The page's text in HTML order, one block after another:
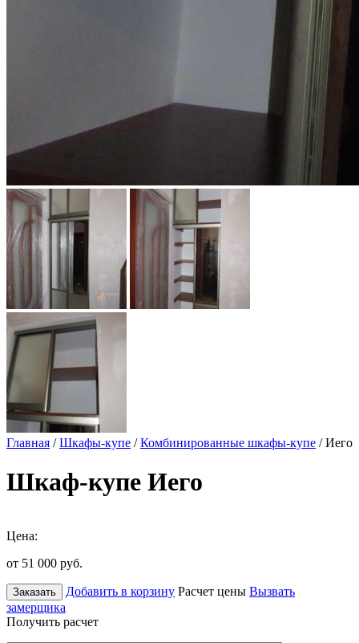
Главная /Шкафы-купе /Комбинированные шкафы-купе / Иего
Шкаф-купе Иего
Цена:
от 51 000 руб.
Заказать Добавить в корзину Расчет цены Вызвать
замерщика
Получить расчет